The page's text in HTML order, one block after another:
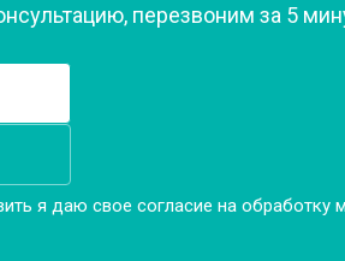
перезвоним за 5
я даю свое согласие на обработку